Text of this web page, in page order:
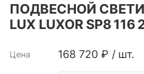
ПОДВЕСНОЙ
LUX LUXOR SP8 116
Цена 168 720 ₽ / шт.